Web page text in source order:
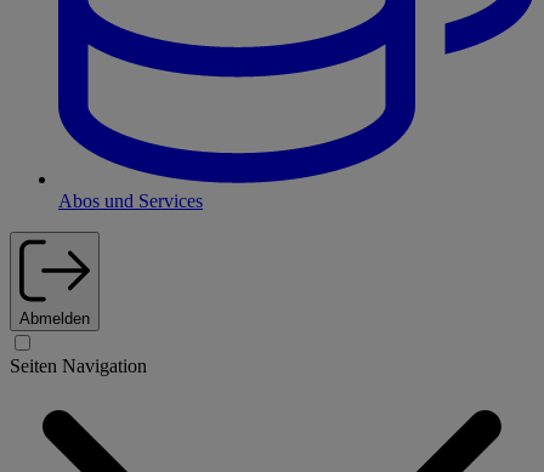
Abos und Services
Abmelden
Seiten Navigation